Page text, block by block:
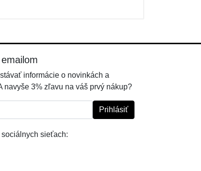
informácie o novinkách a
navyše 3% zľavu na váš prvý nákup?
Prihlásiť
sociálnych sieťach: